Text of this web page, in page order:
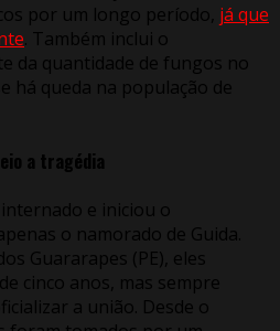
por um longo período, já que
. Também inclui o
da quantidade de fungos no
há queda na população de
a tragédia
e iniciou o
o namorado de Guida.
Guararapes (PE), eles
cinco anos, mas sempre
a união. Desde o